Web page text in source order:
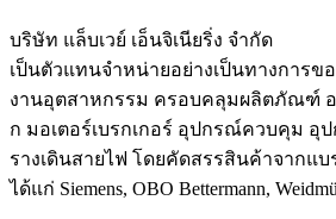
บริษัท แล็บเวย์ เอ็นจิเนียริ่ง จำกัด
เป็นตัวแทนจำหน่ายอย่างเป็นทางการ
งานอุตสาหกรรม ครอบคลุมผลิตภัณฑ์ อ
ก มอเตอร์เบรกเกอร์ อุปกรณ์ควบคุม อุ
รางเดินสายไฟ โดยคัดสรรสินค้าจากแ
ได้แก่ Siemens, OBO Bettermann,